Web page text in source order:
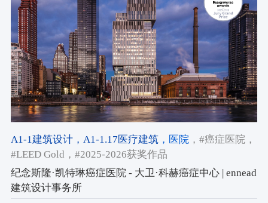
A1-1建筑设计，A1-1.17医疗建筑，医院，#癌症医院 ，
#LEED Gold ，#2025-2026获奖作品
纪念斯隆·凯特琳癌症医院 - 大卫·科赫癌症中心 | ennead
建筑设计事务所